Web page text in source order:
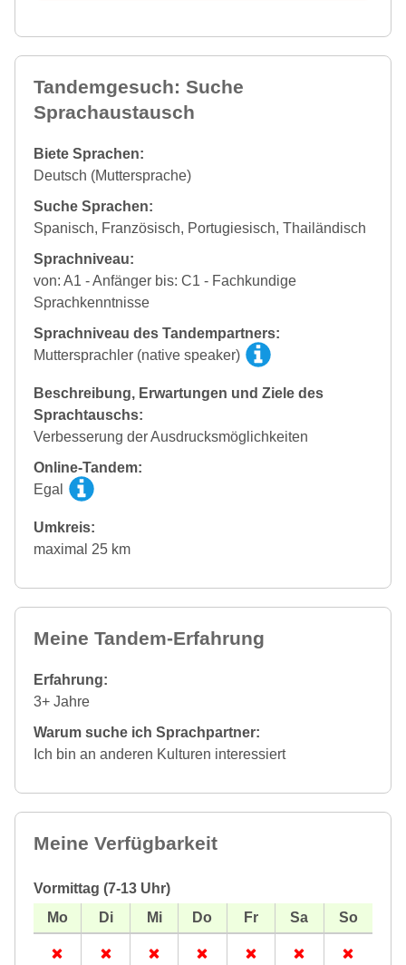
Tandemgesuch: Suche
Sprachaustausch
Biete Sprachen:
Deutsch (Muttersprache)
Suche Sprachen:
Spanisch, Französisch, Portugiesisch, Thailändisch
Sprachniveau:
von: A1 - Anfänger bis: C1 - Fachkundige
Sprachkenntnisse
Sprachniveau des Tandempartners:
Muttersprachler (native speaker)
Beschreibung, Erwartungen und Ziele des
Sprachtauschs:
Verbesserung der Ausdrucksmöglichkeiten
Online-Tandem:
Egal
Umkreis:
maximal 25 km
Meine Tandem-Erfahrung
Erfahrung:
3+ Jahre
Warum suche ich Sprachpartner:
Ich bin an anderen Kulturen interessiert
Meine Verfügbarkeit
Vormittag (7-13 Uhr)